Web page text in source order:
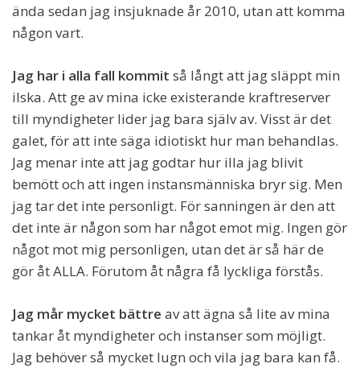
ända sedan jag insjuknade år 2010, utan att komma
någon vart.
Jag har i alla fall kommit så långt att jag släppt min
ilska. Att ge av mina icke existerande kraftreserver
till myndigheter lider jag bara själv av. Visst är det
galet, för att inte säga idiotiskt hur man behandlas.
Jag menar inte att jag godtar hur illa jag blivit
bemött och att ingen instansmänniska bryr sig. Men
jag tar det inte personligt. För sanningen är den att
det inte är någon som har något emot mig. Ingen gör
något mot mig personligen, utan det är så här de
gör åt ALLA. Förutom åt några få lyckliga förstås.
Jag mår mycket bättre av att ägna så lite av mina
tankar åt myndigheter och instanser som möjligt.
Jag behöver så mycket lugn och vila jag bara kan få.